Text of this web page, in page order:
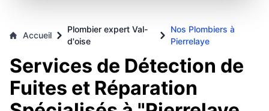
Accueil
Plombier expert Val-
d'oise
Nos Plombiers à
Pierrelaye
Services de Détection de
Fuites et Réparation